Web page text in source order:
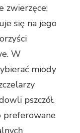
zwierzęce;
się na jego
W
miody
pszczół.
preferowane